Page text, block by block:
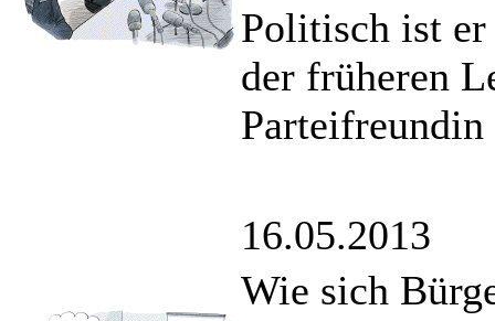
Politisch ist er
der früheren
16.05.2013
Wie sich